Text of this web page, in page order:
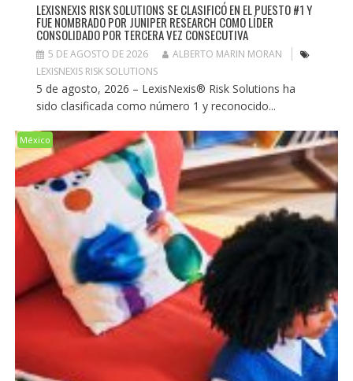
LEXISNEXIS RISK SOLUTIONS SE CLASIFICÓ EN EL PUESTO #1 Y
FUE NOMBRADO POR JUNIPER RESEARCH COMO LÍDER
CONSOLIDADO POR TERCERA VEZ CONSECUTIVA
5 DE AGOSTO DE 2026
ALBERTO MARIN MORAN
LEXISNEXIS RISK SOLUTIONS
5 de agosto, 2026 – LexisNexis® Risk Solutions ha
sido clasificada como número 1 y reconocido...
México